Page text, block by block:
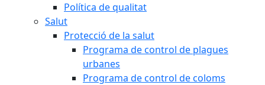
Política de qualitat
Salut
Protecció de la salut
Programa de control de plagues
urbanes
Programa de control de coloms